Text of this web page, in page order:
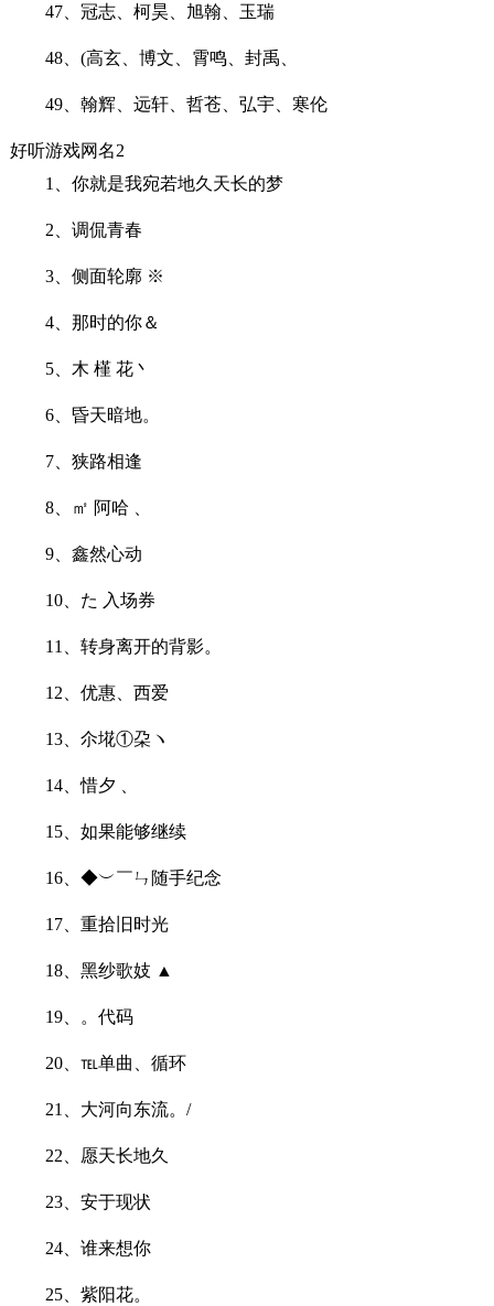
47、冠志、柯昊、旭翰、玉瑞
48、(高玄、博文、霄鸣、封禹、
49、翰辉、远轩、哲苍、弘宇、寒伦
好听游戏网名2
1、你就是我宛若地久天长的梦
2、调侃青春
3、侧面轮廓 ※
4、那时的你＆
5、木 槿 花丶
6、昏天暗地。
7、狭路相逢
8、㎡ 阿哈 、
9、鑫然心动
10、た 入场券
11、转身离开的背影。
12、优惠、西爱
13、尒埖①朶ヽ
14、惜夕 、
15、如果能够继续ゝ
16、◆︶￣ㄣ随手纪念
17、重拾旧时光
18、黑纱歌妓 ▲
19、。代码
20、℡单曲、循环
21、大河向东流。/
22、愿天长地久
23、安于现状
24、谁来想你
25、紫阳花。